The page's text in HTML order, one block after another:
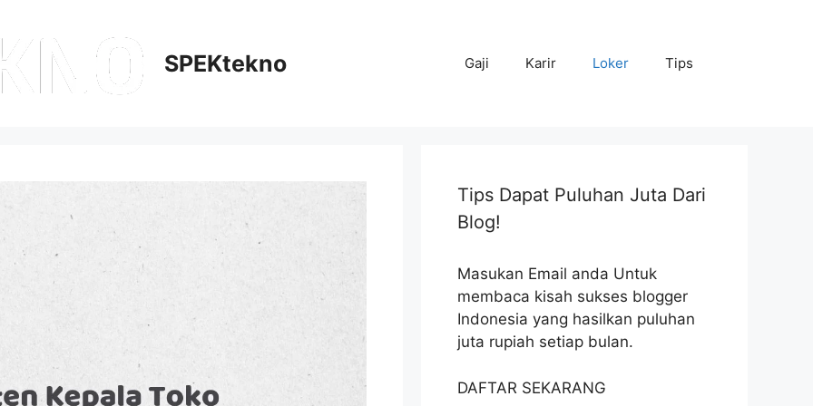
SPEKtekno Gaji Karir Loker Tips
Tips Dapat Puluhan Juta Dari
Blog!
Masukan Email anda Untuk
membaca kisah sukses blogger
Indonesia yang hasilkan puluhan
juta rupiah setiap bulan.
DAFTAR SEKARANG